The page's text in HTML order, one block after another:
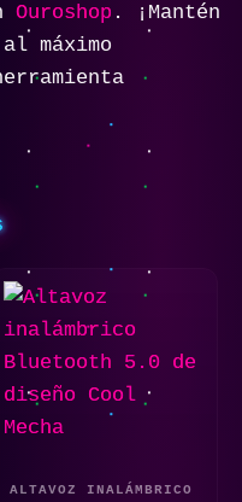
Ouroshop . ¡Mantén
máximo
ALTAVOZ INALÁMBRICO